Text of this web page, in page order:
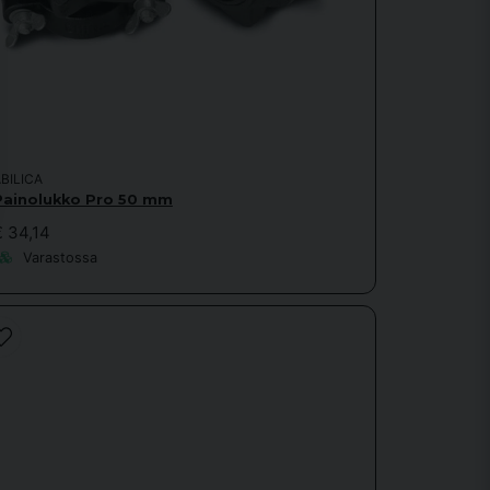
Pro 50 mm
34,14
Varastossa